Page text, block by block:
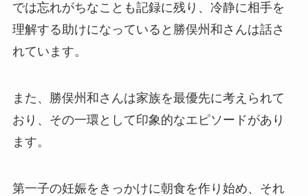
では忘れがちなことも記録に残り、冷静に相手を
理解する助けになっていると勝俣州和さんは話さ
れています。
また、勝俣州和さんは家族を最優先に考えられて
おり、その一環として印象的なエピソードがあり
ます。
第一子の妊娠をきっかけに朝食を作り始め、それ